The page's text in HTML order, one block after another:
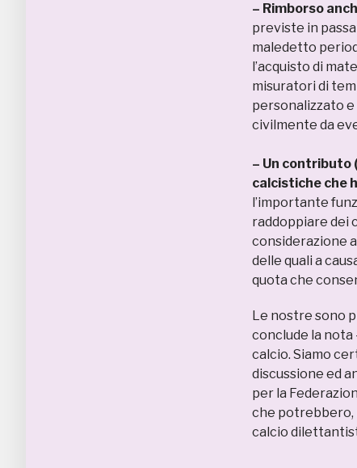
– Rimborso
previste in
maledetto
l’acquisto di
misuratori di
personalizzato
civilmente da
– Un contributo
calcistiche che
l’importante
raddoppiare dei
considerazione
delle quali a
quota che
Le nostre sono
conclude la nota
calcio. Siamo
discussione ed
per la
che potrebbero,
calcio